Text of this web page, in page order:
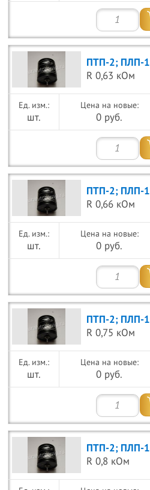
ПТП-2; ПЛП-1
R 0,63 кОм
шт.
Цена на новые:
0 руб.
ПТП-2; ПЛП-1
R 0,66 кОм
шт.
Цена на новые:
0 руб.
ПТП-2; ПЛП-1
R 0,75 кОм
шт.
Цена на новые:
0 руб.
ПТП-2; ПЛП-1
R 0,8 кОм